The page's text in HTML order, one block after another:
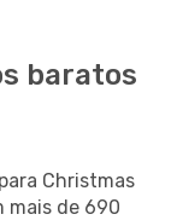
baratos
Christmas
mais de 690